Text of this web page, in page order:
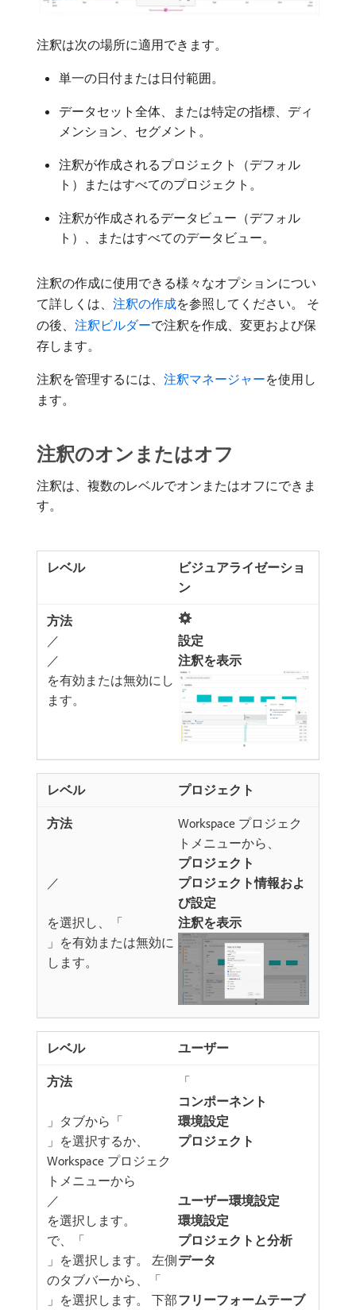
注釈は次の場所に適用できます。
単一の日付または日付範囲。
データセット全体、または特定の指標、ディ
メンション、セグメント。
注釈が作成されるプロジェクト（デフォル
ト）またはすべてのプロジェクト。
注釈が作成されるデータビュー（デフォル
ト）、またはすべてのデータビュー。
注釈の作成に使用できる様々なオプションについ
て詳しくは、 注釈の作成を参照してください。 そ
の後、 注釈ビルダーで注釈を作成、変更および保
存します。
注釈を管理するには、 注釈マネージャーを使用し
ます。
注釈のオンまたはオフ
注釈は、複数のレベルでオンまたはオフにできま
す。
ビジュアライゼーショ
ン
／
設定
／
注釈を表示
​を有効または無効にし
ます。
プロジェクト
Workspace プロジェク
トメニューから、
プロジェクト
／
プロジェクト情報およ
び設定
​を選択し、「
注釈を表示
」を有効または無効に
します。
ユーザー
「
コンポーネント
」タブから「
環境設定
」を選択するか、
Workspace プロジェク
トメニューから​
プロジェクト
／
ユーザー環境設定
​を選択します。
環境設定
​で、「
プロジェクトと分析
」を選択します。 左側
のタブバーから、「
データ
」を選択します。 下部フリーフォームテーブ